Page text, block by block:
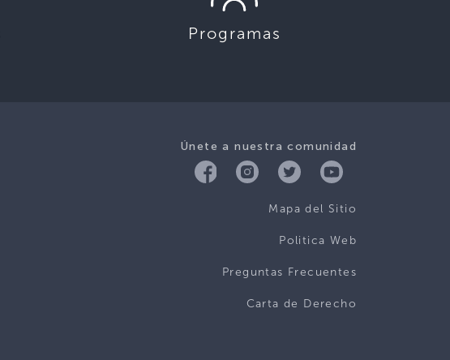
Programas
Únete a nuestra comunidad
Mapa del Sitio
Politica Web
Preguntas Frecuentes
Carta de Derecho